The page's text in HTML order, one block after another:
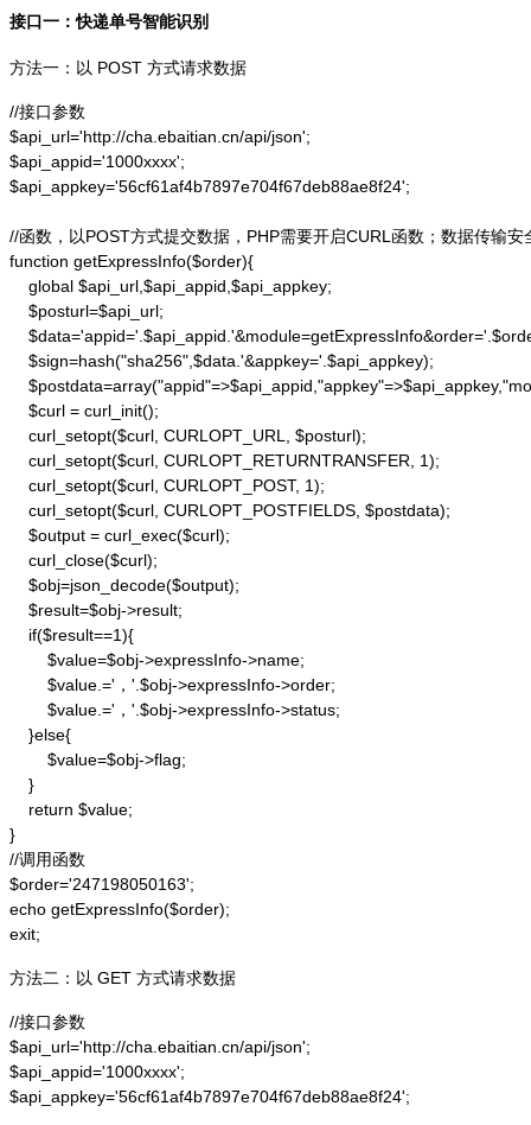
接口一：快递单号智能识别
方法一：以 POST 方式请求数据
//接口参数
$api_url='http://cha.ebaitian.cn/api/json';
$api_appid='1000xxxx';
$api_appkey='56cf61af4b7897e704f67deb88ae8f24';
//函数，以POST方式提交数据，PHP需要开启CURL函数；数据传输安
function getExpressInfo($order){
    global $api_url,$api_appid,$api_appkey;
    $posturl=$api_url;
    $sign=hash("sha256",$data.'&appkey='.$api_appkey);
    $curl = curl_init();
    curl_setopt($curl, CURLOPT_URL, $posturl);
    curl_setopt($curl, CURLOPT_RETURNTRANSFER, 1);
    curl_setopt($curl, CURLOPT_POST, 1);
    curl_setopt($curl, CURLOPT_POSTFIELDS, $postdata);
    $output = curl_exec($curl);
    curl_close($curl);
    $obj=json_decode($output);
    $result=$obj->result;
    if($result==1){
        $value=$obj->expressInfo->name;
        $value.='，'.$obj->expressInfo->order;
        $value.='，'.$obj->expressInfo->status;
    }else{
        $value=$obj->flag;
    }
    return $value;
}
//调用函数
$order='247198050163';
echo getExpressInfo($order);
exit;
方法二：以 GET 方式请求数据
//接口参数
$api_url='http://cha.ebaitian.cn/api/json';
$api_appid='1000xxxx';
$api_appkey='56cf61af4b7897e704f67deb88ae8f24';